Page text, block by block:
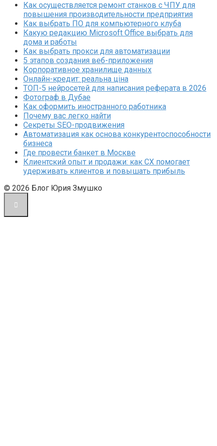
Как осуществляется ремонт станков с ЧПУ для
повышения производительности предприятия
Как выбрать ПО для компьютерного клуба
Какую редакцию Microsoft Office выбрать для
дома и работы
Как выбрать прокси для автоматизации
5 этапов создания веб-приложения
Корпоративное хранилище данных
Онлайн-кредит: реальна ціна
ТОП-5 нейросетей для написания реферата в 2026
Фотограф в Дубае
Как оформить иностранного работника
Почему вас легко найти
Секреты SEO-продвижения
Автоматизация как основа конкурентоспособности
бизнеса
Где провести банкет в Москве
Клиентский опыт и продажи: как CX помогает
удерживать клиентов и повышать прибыль
© 2026 Блог Юрия Змушко